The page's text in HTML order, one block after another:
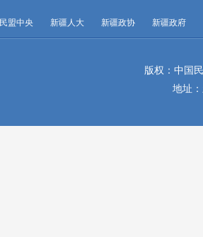
民盟中央 新疆人大 新疆政协 新疆政府
版权：中国
地址